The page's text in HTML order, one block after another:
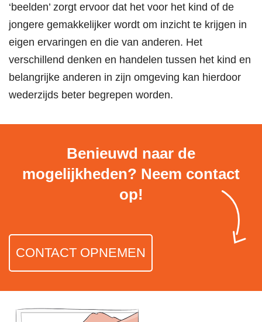
‘beelden’ zorgt ervoor dat het voor het kind of de
jongere gemakkelijker wordt om inzicht te krijgen in
eigen ervaringen en die van anderen. Het
verschillend denken en handelen tussen het kind en
belangrijke anderen in zijn omgeving kan hierdoor
wederzijds beter begrepen worden.
Benieuwd naar de
mogelijkheden? Neem contact
op!
CONTACT OPNEMEN